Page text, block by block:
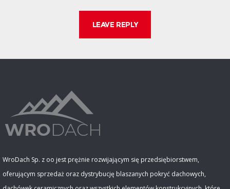
WroDach Sp. z oo jest prężnie rozwijającym się przedsiębiorstwem,
oferującym sprzedaż oraz dystrybucję blaszanych pokryć dachowych,